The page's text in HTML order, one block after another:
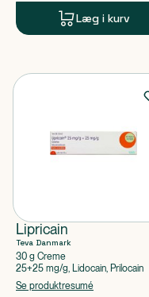
Læg i kurv
Lipricain
Teva Danmark
30 g Creme
25+25 mg/g, Lidocain, Prilocain
Se produktresumé